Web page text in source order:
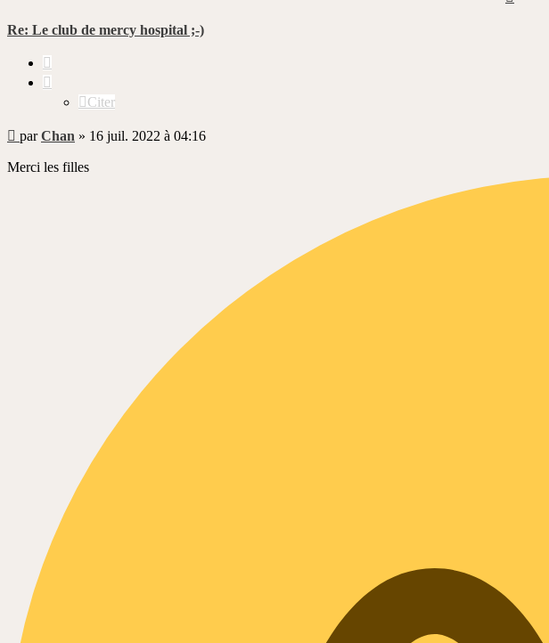
Re: Le club de mercy hospital ;-)
Citer
Message
non
lu
parChan » 16 juil. 2022 à 04:16
Merci les filles